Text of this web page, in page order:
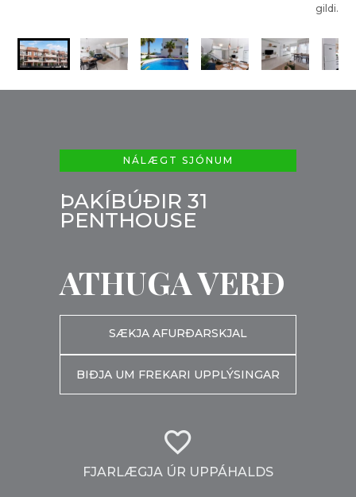
gildi.
NÁLÆGT SJÓNUM
ÞAKÍBÚÐIR 31
PENTHOUSE
ATHUGA VERÐ
SÆKJA AFURÐARSKJAL
BIÐJA UM FREKARI UPPLÝSINGAR
FJARLÆGJA ÚR UPPÁHALDS